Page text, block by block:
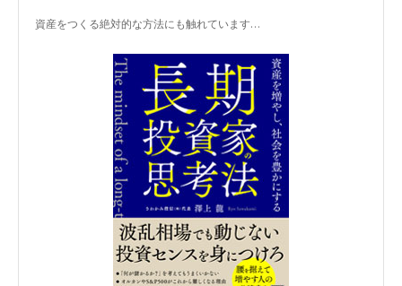
資産をつくる絶対的な方法にも触れています…